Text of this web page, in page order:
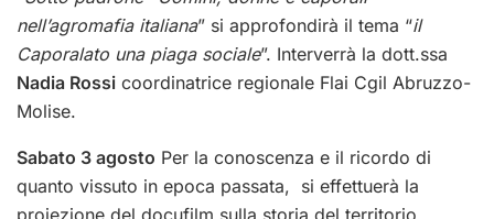
nell’agromafia italiana” si approfondirà il tema “il
Caporalato una piaga sociale”. Interverrà la dott.ssa
Nadia Rossi coordinatrice regionale Flai Cgil Abruzzo-
Molise.
Sabato 3 agosto Per la conoscenza e il ricordo di
quanto vissuto in epoca passata, si effettuerà la
proiezione del docufilm sulla storia del territorio